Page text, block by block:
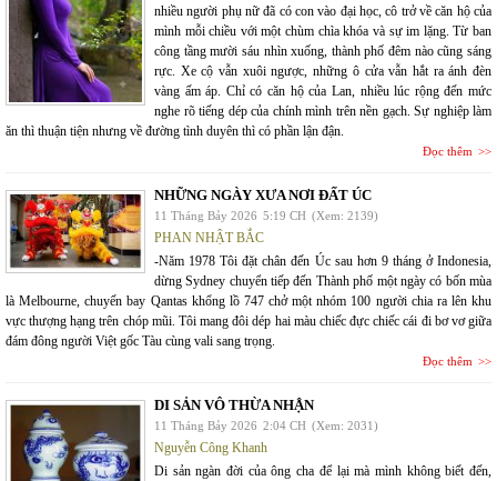
nhiều người phụ nữ đã có con vào đại học, cô trở về căn hộ của
mình mỗi chiều với một chùm chìa khóa và sự im lặng. Từ ban
công tầng mười sáu nhìn xuống, thành phố đêm nào cũng sáng
rực. Xe cộ vẫn xuôi ngược, những ô cửa vẫn hắt ra ánh đèn
vàng ấm áp. Chỉ có căn hộ của Lan, nhiều lúc rộng đến mức
nghe rõ tiếng dép của chính mình trên nền gạch. Sự nghiệp làm
ăn thì thuận tiện nhưng về đường tình duyên thì có phần lận đận.
Đọc thêm
NHỮNG NGÀY XƯA NƠI ĐẤT ÚC
11 Tháng Bảy 2026 5:19 CH (Xem: 2139)
PHAN NHẬT BẮC
-Năm 1978 Tôi đặt chân đến Úc sau hơn 9 tháng ở Indonesia,
dừng Sydney chuyển tiếp đến Thành phố một ngày có bốn mùa
là Melbourne, chuyến bay Qantas khổng lồ 747 chở một nhóm 100 người chia ra lên khu
vực thượng hạng trên chóp mũi. Tôi mang đôi dép hai màu chiếc đực chiếc cái đi bơ vơ giữa
đám đông người Việt gốc Tàu cùng vali sang trọng.
Đọc thêm
DI SẢN VÔ THỪA NHẬN
11 Tháng Bảy 2026 2:04 CH (Xem: 2031)
Nguyễn Công Khanh
Di sản ngàn đời của ông cha để lại mà mình không biết đến,